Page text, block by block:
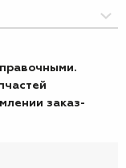
заказ-